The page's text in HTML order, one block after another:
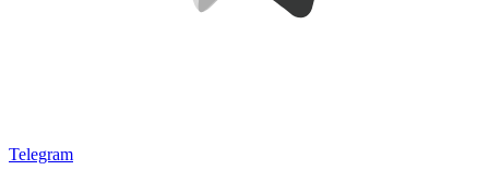
Telegram